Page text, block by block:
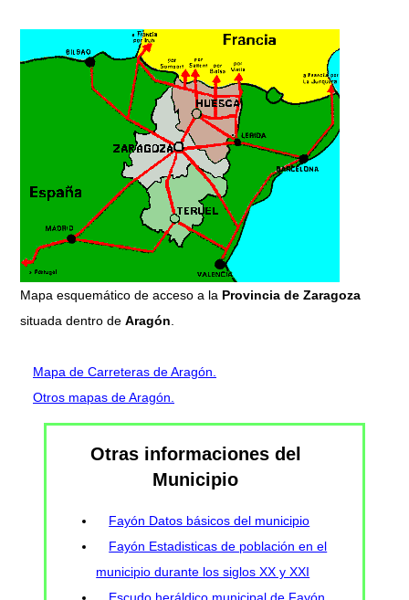
Mapa esquemático de acceso a la Provincia de Zaragoza
situada dentro de Aragón.
Mapa de Carreteras de Aragón.
Otros mapas de Aragón.
Otras informaciones del
Municipio
Fayón Datos básicos del municipio
Fayón Estadisticas de población en el
municipio durante los siglos XX y XXI
Escudo heráldico municipal de Fayón